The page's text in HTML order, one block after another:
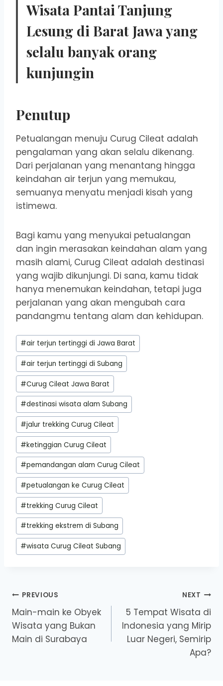
Wisata Pantai Tanjung
Lesung di Barat Jawa yang
selalu banyak orang
kunjungin
Penutup
Petualangan menuju Curug Cileat adalah
pengalaman yang akan selalu dikenang.
Dari perjalanan yang menantang hingga
keindahan air terjun yang memukau,
semuanya menyatu menjadi kisah yang
istimewa.
Bagi kamu yang menyukai petualangan
dan ingin merasakan keindahan alam yang
masih alami, Curug Cileat adalah destinasi
yang wajib dikunjungi. Di sana, kamu tidak
hanya menemukan keindahan, tetapi juga
perjalanan yang akan mengubah cara
pandangmu tentang alam dan kehidupan.
Post
Tags:
#air terjun tertinggi di Jawa Barat
#air terjun tertinggi di Subang
#Curug Cileat Jawa Barat
#destinasi wisata alam Subang
#jalur trekking Curug Cileat
#ketinggian Curug Cileat
#pemandangan alam Curug Cileat
#petualangan ke Curug Cileat
#trekking Curug Cileat
#trekking ekstrem di Subang
#wisata Curug Cileat Subang
Post
navigation
PREVIOUS
Main-main ke Obyek
Wisata yang Bukan
Main di Surabaya
NEXT
5 Tempat Wisata di
Indonesia yang Mirip
Luar Negeri, Semirip
Apa?